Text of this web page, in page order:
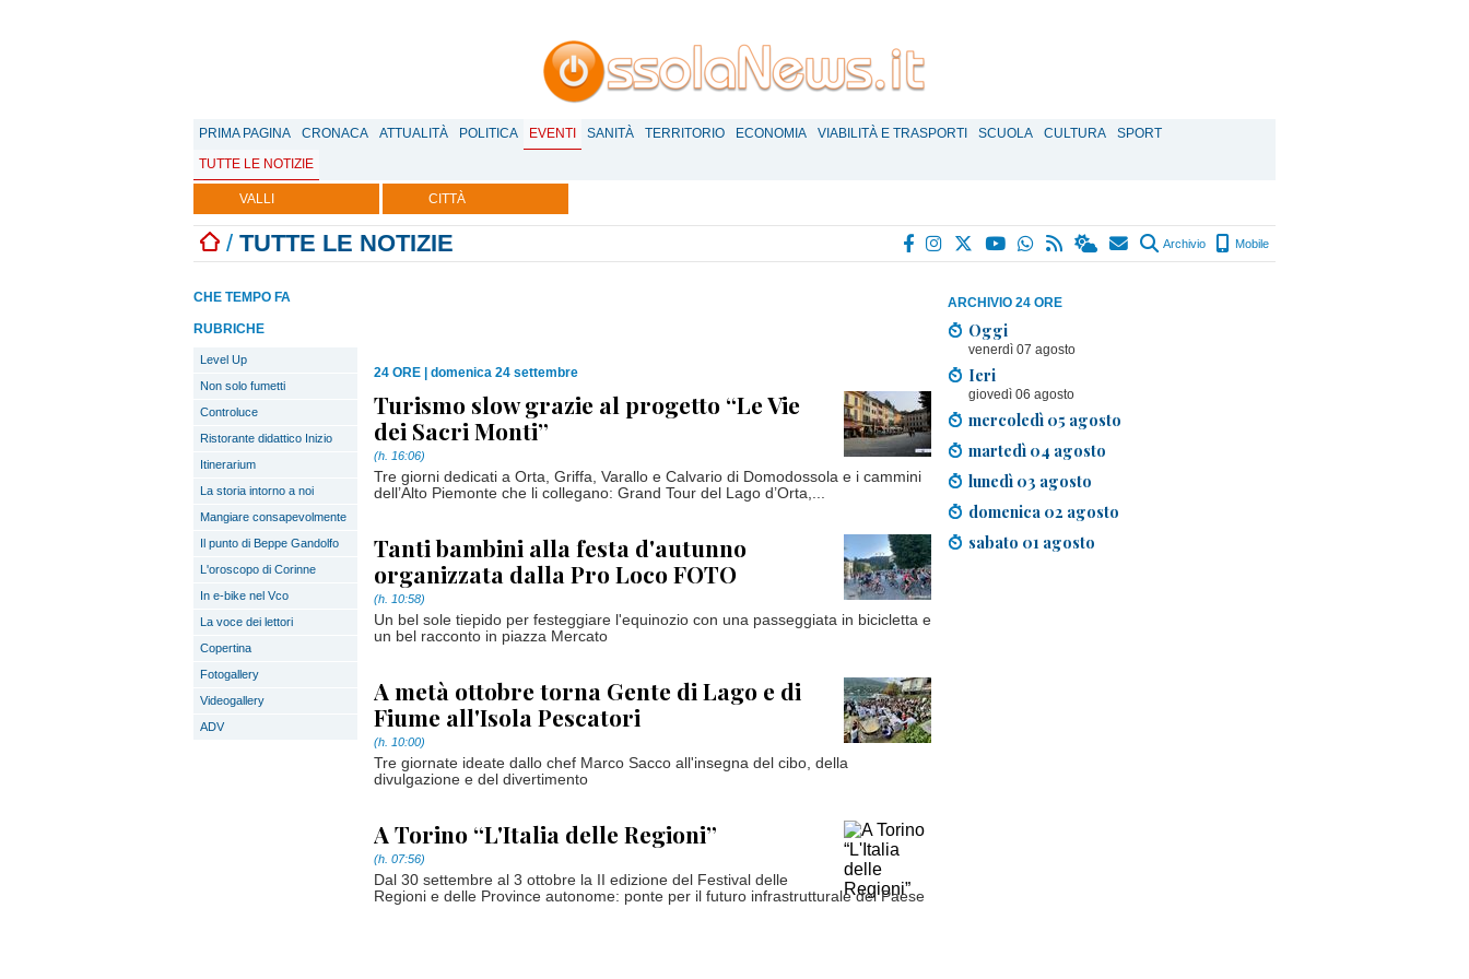
PRIMA PAGINA CRONACA ATTUALITÀ POLITICA EVENTI SANITÀ TERRITORIO ECONOMIA VIABILITÀ E TRASPORTI SCUOLA CULTURA
SPORT
TUTTE LE NOTIZIE
VALLI CITTÀ
/ TUTTE LE NOTIZIE Archivio Mobile
ARCHIVIO 24 ORE
Oggi
venerdì 07 agosto
Ieri
giovedì 06 agosto
mercoledì 05 agosto
martedì 04 agosto
lunedì 03 agosto
domenica 02 agosto
sabato 01 agosto
CHE TEMPO FA
RUBRICHE
Level Up
Non solo fumetti
Controluce
Ristorante didattico Inizio
Itinerarium
La storia intorno a noi
Mangiare consapevolmente
Il punto di Beppe Gandolfo
L'oroscopo di Corinne
In e-bike nel Vco
La voce dei lettori
Copertina
Fotogallery
Videogallery
ADV
24 ORE domenica 24 settembre
Turismo slow grazie al progetto “Le Vie
dei Sacri Monti”
(h. 16:06)
Tre giorni dedicati a Orta, Griffa, Varallo e Calvario di Domodossola e i cammini
dell’Alto Piemonte che li collegano: Grand Tour del Lago d’Orta,...
Tanti bambini alla festa d'autunno
organizzata dalla Pro Loco FOTO
(h. 10:58)
Un bel sole tiepido per festeggiare l'equinozio con una passeggiata in bicicletta e
un bel racconto in piazza Mercato
A metà ottobre torna Gente di Lago e di
Fiume all'Isola Pescatori
(h. 10:00)
Tre giornate ideate dallo chef Marco Sacco all'insegna del cibo, della
divulgazione e del divertimento
A Torino “L'Italia delle Regioni”
(h. 07:56)
Dal 30 settembre al 3 ottobre la II edizione del Festival delle
Regioni e delle Province autonome: ponte per il futuro infrastrutturale del Paese